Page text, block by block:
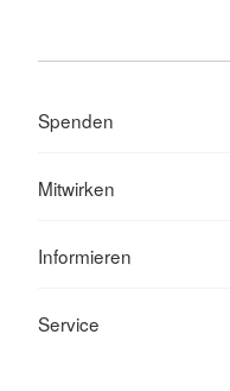
Spenden
Mitwirken
Informieren
Service